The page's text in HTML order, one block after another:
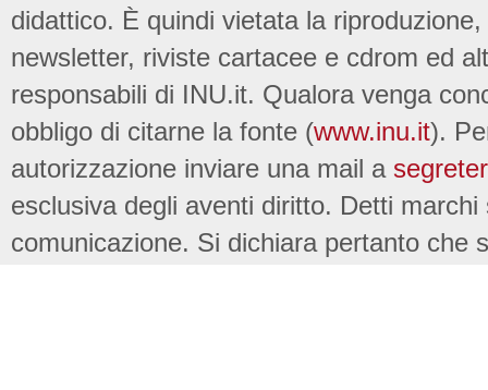
didattico. È quindi vietata la
newsletter, riviste cartacee e cdrom ed
responsabili di INU.it. Qualora venga
obbligo di citarne la fonte (www.inu.it).
autorizzazione inviare una mail a
esclusiva degli aventi diritto. Detti
comunicazione. Si dichiara pertanto che